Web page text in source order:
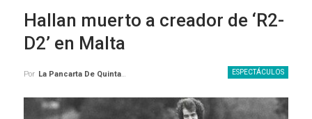
Hallan muerto a creador de ‘R2-
D2’ en Malta
ESPECTÁCULOS
Por La Pancarta De Quintana Roo